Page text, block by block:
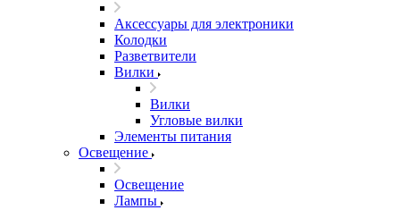
Аксессуары для электроники
Колодки
Разветвители
Вилки
Вилки
Угловые вилки
Элементы питания
Освещение
Освещение
Лампы